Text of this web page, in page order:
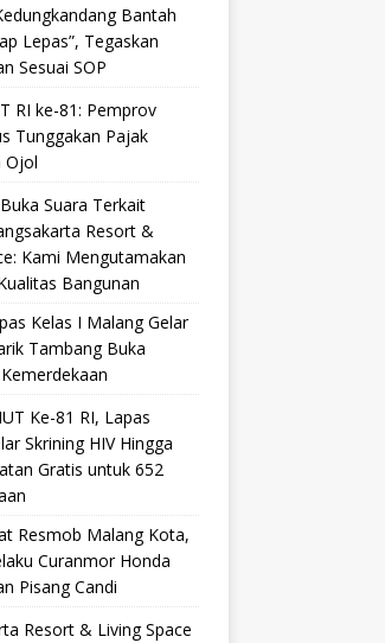
Bantah
Lepas”, Tegaskan
Sesuai SOP
RI ke-81: Pemprov
Tunggakan Pajak
Ojol
Suara Terkait
Resort &
Kami Mengutamakan
Bangunan
Kelas I Malang Gelar
Tambang Buka
Ke-81 RI, Lapas
Skrining HIV Hingga
Gratis untuk 652
Resmob Malang Kota,
Curanmor Honda
Pisang Candi
Resort & Living Space